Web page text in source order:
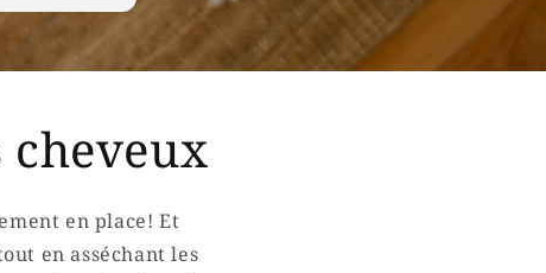
en place! Et
en asséchant les